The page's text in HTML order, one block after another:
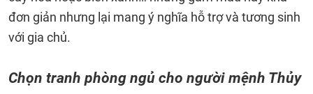
đơn giản nhưng lại mang ý nghĩa hỗ trợ và tương sinh
với gia chủ.
Chọn tranh phòng ngủ cho người mệnh Thủy